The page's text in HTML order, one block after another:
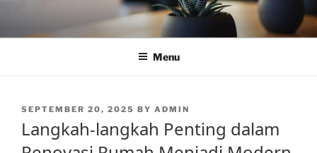
content
Menu
POSTED
SEPTEMBER 20, 2025 BY ADMIN
Langkah-langkah Penting dalam